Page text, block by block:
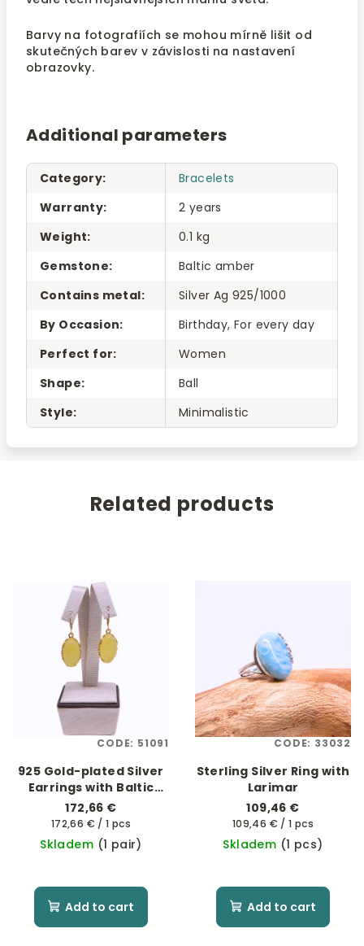
Barvy na fotografiích se mohou mírně lišit od
skutečných barev v závislosti na nastavení
obrazovky.
Additional parameters
Category:
Bracelets
Warranty:
2 years
Weight:
0.1 kg
Gemstone:
Baltic amber
Contains metal:
Silver Ag 925/1000
By Occasion:
Birthday, For every day
Perfect for:
Women
Shape:
Ball
Style: Minimalistic
Related products
925 Gold-plated Silver
Earrings with Baltic
Amber
172,66 €
Measure
price:
172,66 € / 1 pcs
Skladem (1 pair)
Add to cart
CODE: 51091
Sterling Silver Ring with
Larimar
109,46 €
Measure
price:
109,46 € / 1 pcs
Skladem (1 pcs)
Add to cart
CODE: 33032